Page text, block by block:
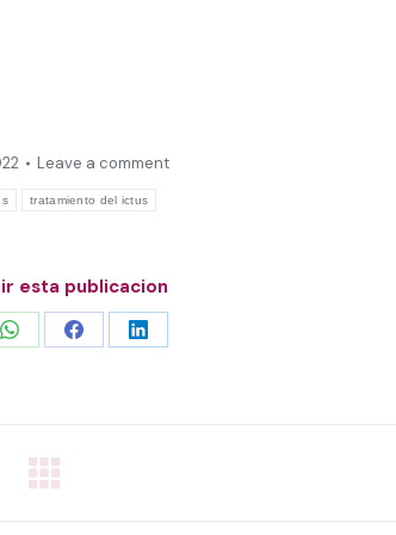
Leave a comment
tratamiento del ictus
esta publicacion
Share Share Share